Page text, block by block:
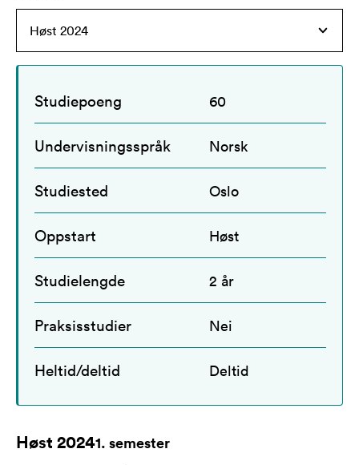
Studiepoeng 60
Undervisningsspråk Norsk
Studiested Oslo
Oppstart Høst
Studielengde 2 år
Praksisstudier Nei
Heltid/deltid Deltid
Høst 20241. semester